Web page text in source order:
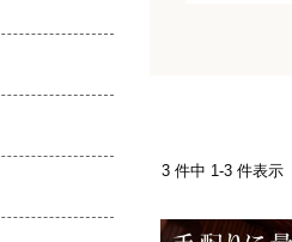
3 件中 1-3 件表示